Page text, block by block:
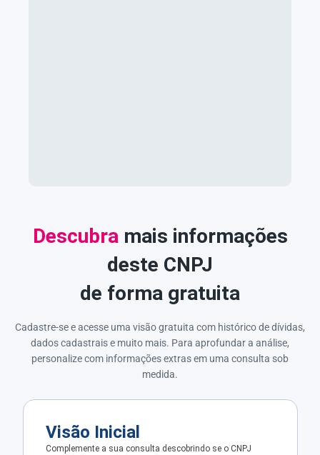
Descubra mais informações
deste CNPJ
de forma gratuita
Cadastre-se e acesse uma visão gratuita com histórico de dívidas,
dados cadastrais e muito mais. Para aprofundar a análise,
personalize com informações extras em uma consulta sob
medida.
Visão Inicial
Complemente a sua consulta descobrindo se o CNPJ